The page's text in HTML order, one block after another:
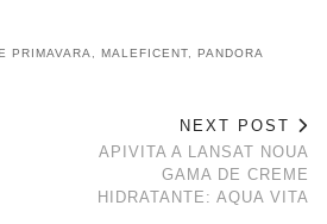
PRIMAVARA MALEFICENT PANDORA
NEXT POST
APIVITA A LANSAT NOUA
GAMA DE CREME
HIDRATANTE: AQUA VITA